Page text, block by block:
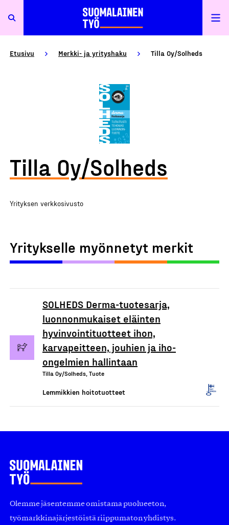
Etusivu Merkki- ja yrityshaku Tilla Oy/Solheds
Tilla Oy/Solheds
Yrityksen verkkosivusto
Yritykselle myönnetyt merkit
SOLHEDS Derma-tuotesarja,
luonnonmukaiset eläinten
hyvinvointituotteet ihon,
karvapeitteen, jouhien ja iho-
ongelmien hallintaan
Tilla Oy/Solheds, Tuote
Lemmikkien hoitotuotteet
Olemme jäsentemme omistama puolueeton,
työmarkkinajärjestöistä riippumaton yhdistys.